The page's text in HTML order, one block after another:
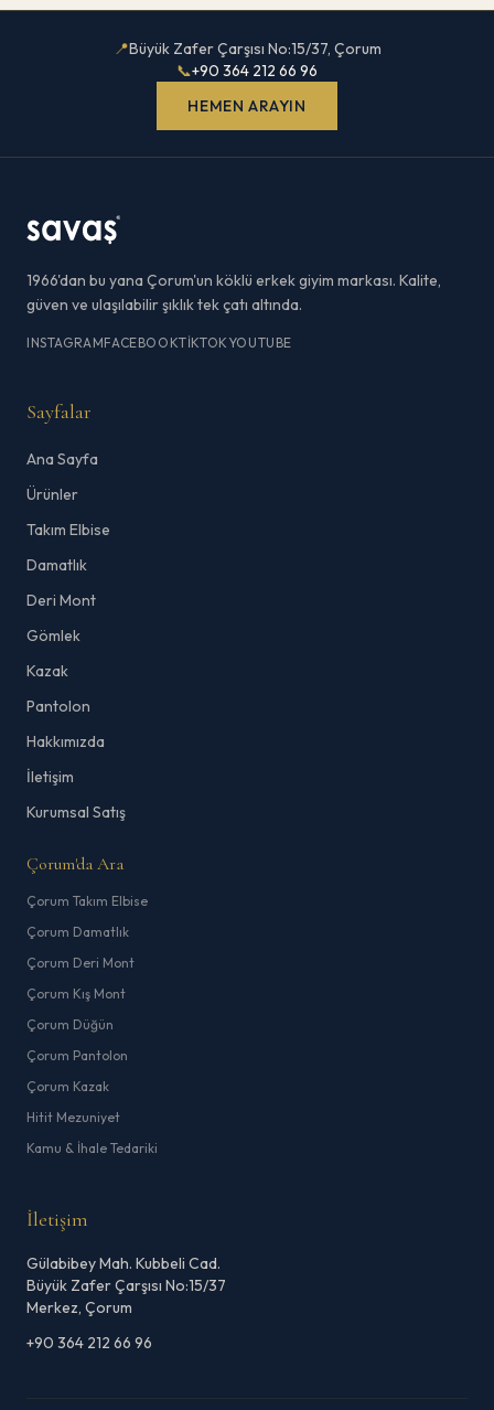
📍Büyük Zafer Çarşısı No:15/37, Çorum
📞+90 364 212 66 96
HEMEN ARAYIN
1966'dan bu yana Çorum'un köklü erkek giyim markası. Kalite,
güven ve ulaşılabilir şıklık tek çatı altında.
INSTAGRAMFACEBOOKTIKTOK YOUTUBE
Sayfalar
Ana Sayfa
Ürünler
Takım Elbise
Damatlık
Deri Mont
Gömlek
Kazak
Pantolon
Hakkımızda
İletişim
Kurumsal Satış
Çorum'da Ara
Çorum Takım Elbise
Çorum Damatlık
Çorum Deri Mont
Çorum Kış Mont
Çorum Düğün
Çorum Pantolon
Çorum Kazak
Hitit Mezuniyet
Kamu & İhale Tedariki
İletişim
Gülabibey Mah. Kubbeli Cad.
Büyük Zafer Çarşısı No:15/37
Merkez, Çorum
+90 364 212 66 96